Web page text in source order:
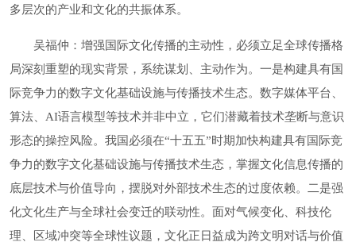
多层次的产业和文化的共振体系。
吴福仲：增强国际文化传播的主动性，必须立足全球传播格
局深刻重塑的现实背景，系统谋划、主动作为。一是构建具有国
际竞争力的数字文化基础设施与传播技术生态。数字媒体平台、
算法、AI语言模型等技术并非中立，它们潜藏着技术垄断与意识
形态的操控风险。我国必须在“十五五”时期加快构建具有国际竞
争力的数字文化基础设施与传播技术生态，掌握文化信息传播的
底层技术与价值导向，摆脱对外部技术生态的过度依赖。二是强
化文化生产与全球社会变迁的联动性。面对气候变化、科技伦
理、区域冲突等全球性议题，文化正日益成为跨文明对话与价值